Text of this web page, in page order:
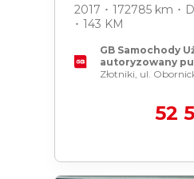
2017 ･ 172785 km ･
･ 143 KM
GB Samochody
autoryzowany
Złotniki, ul.
52